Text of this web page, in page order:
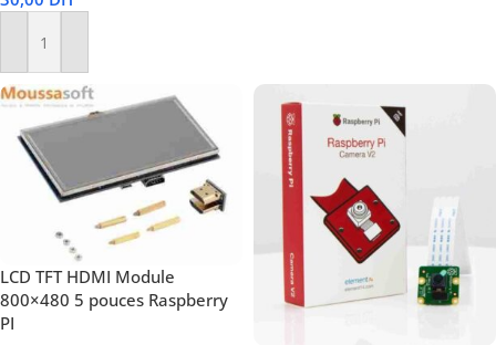
Ajouter Au Panier
LCD TFT HDMI Module
800×480 5 pouces Raspberry
PI